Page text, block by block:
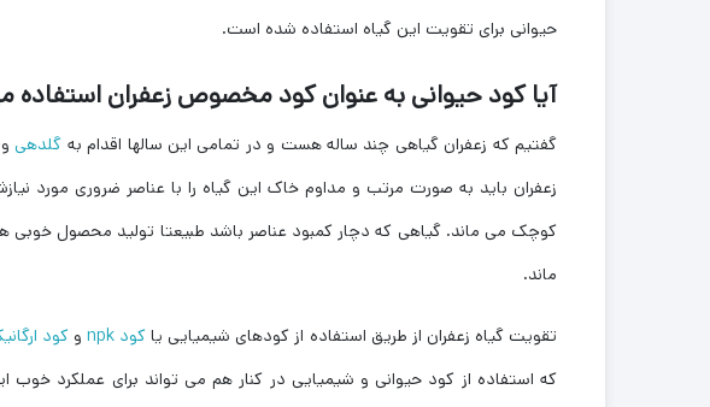
حیوانی برای تقویت این گیاه استفاده شده است.
آیا کود حیوانی به عنوان کود مخصوص زعفران
گفتیم که زعفران گیاهی چند ساله هست و در تمامی این سالها اقدام به گلدهی
زعفران باید به صورت مرتب و مداوم خاک این گیاه را با عناصر ضروری مورد
کوچک می ماند. گیاهی که دچار کمبود عناصر باشد طبیعتا تولید محصول خوبی
ماند.
تقویت گیاه زعفران از طریق استفاده از کودهای شیمیایی یا کود npk وکود
که استفاده از کود حیوانی و شیمیایی در کنار هم می تواند برای عملکرد